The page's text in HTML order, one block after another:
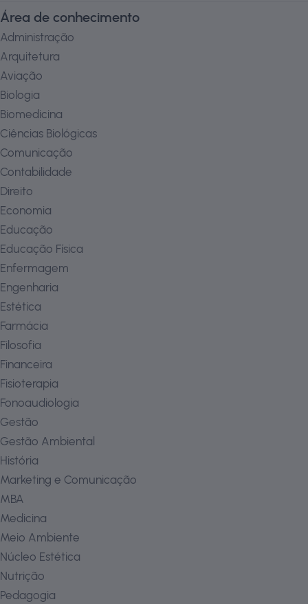
Área de conhecimento
Administração
Arquitetura
Aviação
Biologia
Biomedicina
Ciências Biológicas
Comunicação
Contabilidade
Direito
Economia
Educação
Educação Física
Enfermagem
Engenharia
Estética
Farmácia
Filosofia
Financeira
Fisioterapia
Fonoaudiologia
Gestão
Gestão Ambiental
História
Marketing e Comunicação
MBA
Medicina
Meio Ambiente
Núcleo Estética
Nutrição
Pedagogia